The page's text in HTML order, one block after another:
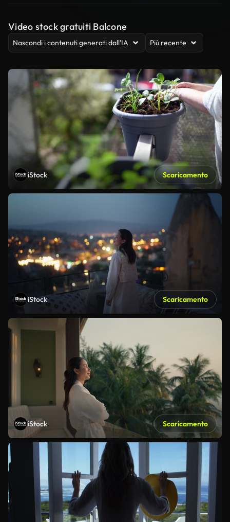
Video stock gratuiti Balcone
Nascondi i contenuti generati dall’IA Più recente
iStock Scaricamento
iStock Scaricamento
iStock Scaricamento